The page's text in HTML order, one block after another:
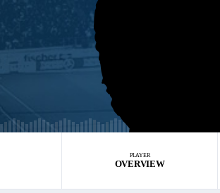
PLAYER
OVERVIEW